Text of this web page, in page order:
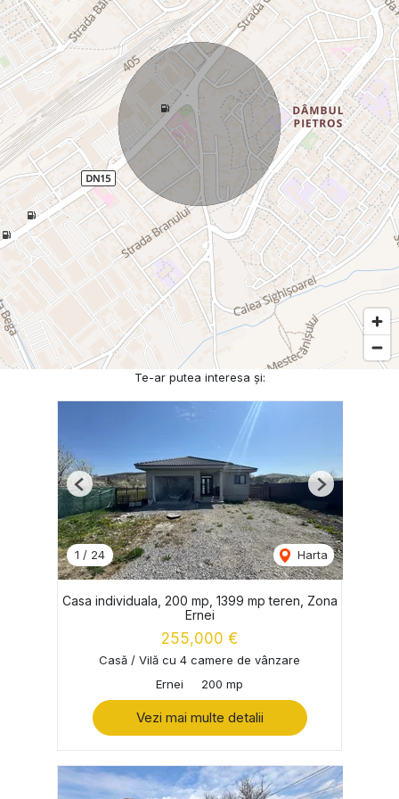
Te-ar putea interesa și:
1 / 24 Harta
Previous Next
Casa individuala, 200 mp, 1399 mp teren, Zona
Ernei
255,000 €
Casă / Vilă cu 4 camere de vânzare
Ernei
200 mp
Vezi mai multe detalii